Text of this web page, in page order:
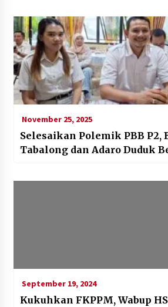
November 25, 2025
Selesaikan Polemik PBB P2,
Tabalong dan Adaro Duduk
September 19, 2024
Kukuhkan FKPPM, Wabup